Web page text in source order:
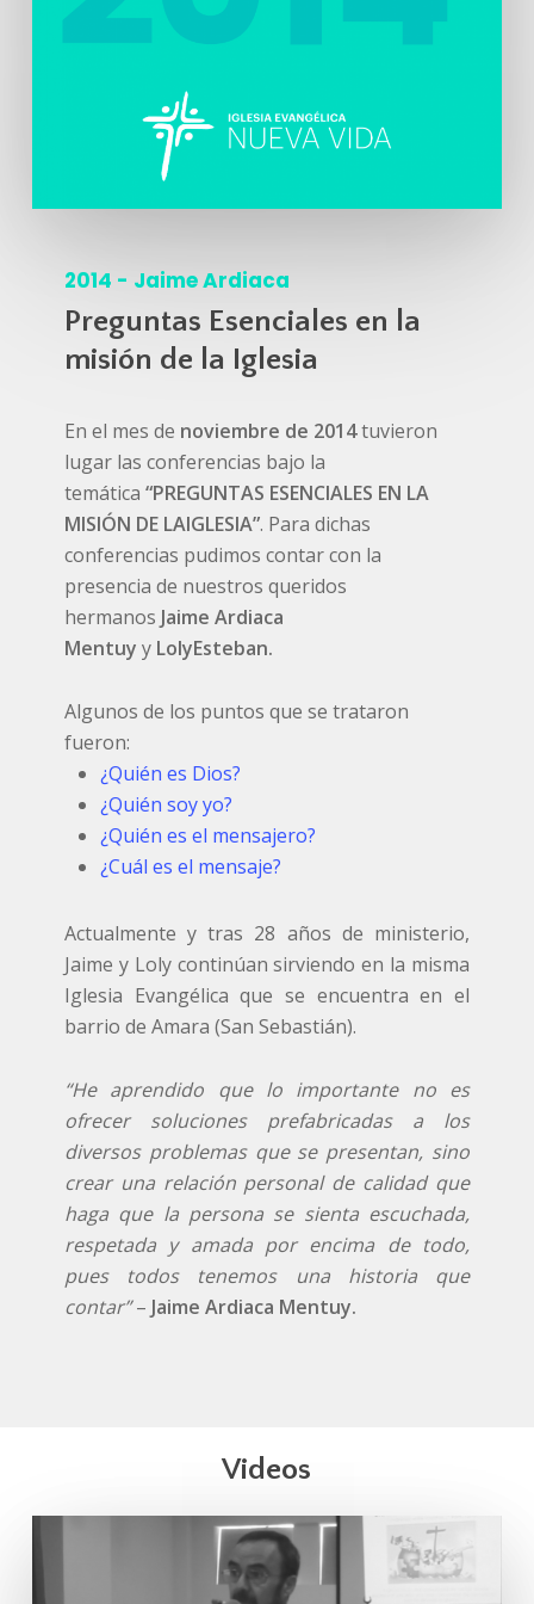
2014 - Jaime Ardiaca
Preguntas Esenciales en la
misión de la Iglesia
En el mes de noviembre de 2014tuvieron
lugar las conferencias bajo la
temática “PREGUNTAS ESENCIALES EN LA
MISIÓN DE LAIGLESIA”. Para dichas
conferencias pudimos contar con la
presencia de nuestros queridos
hermanos Jaime Ardiaca
Mentuy y LolyEsteban.
Algunos de los puntos que se trataron
fueron:
¿Quién es Dios?
¿Quién soy yo?
¿Quién es el mensajero?
¿Cuál es el mensaje?
Actualmente y tras 28 años de ministerio,
Jaime y Loly continúan sirviendo en la misma
Iglesia Evangélica que se encuentra en el
barrio de Amara (San Sebastián).
“He aprendido que lo importante no es
ofrecer soluciones prefabricadas a los
diversos problemas que se presentan, sino
crear una relación personal de calidad que
haga que la persona se sienta escuchada,
respetada y amada por encima de todo,
pues todos tenemos una historia que
contar”– Jaime Ardiaca Mentuy.
Videos
Play Video